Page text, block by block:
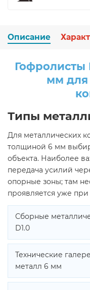
Описание
Гофролисты
мм для
Типы
Для металлических
толщиной 6 мм
объекта. Наиболее
передача усилий
опорные зоны; там
проявляется уже при
Сборные
D1.0
Технические
металл 6 мм